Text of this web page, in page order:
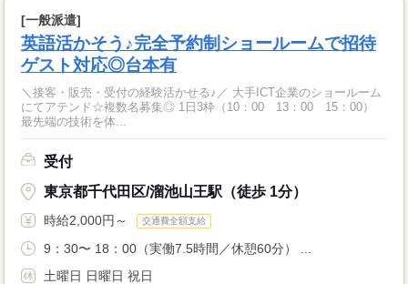
[一般派遣]
英語活かそう♪完全予約制ショールームで招待
ゲスト対応◎台本有
＼接客・販売・受付の経験活かせる♪／ 大手ICT企業のショールーム
にてアテンド☆複数名募集◎ 1日3枠（10：00 13：00 15：00）
最先端の技術を体...
受付
東京都千代田区/溜池山王駅（徒歩 1分）
時給2,000円～ 交通費全額支給
9：30〜 18：00（実働7.5時間／休憩60分） ...
土曜日 日曜日 祝日